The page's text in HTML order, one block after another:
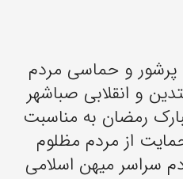
پرشور و حماسی مردم
و انقلابی صباشهر
رمضان به مناسبت
از مردم مظلوم
سراسر میهن اسلامی